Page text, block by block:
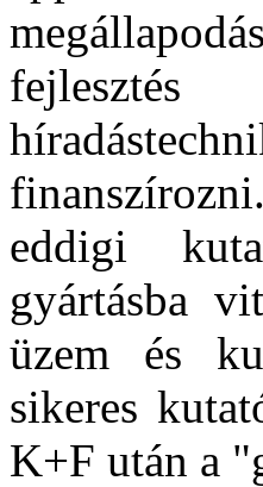
fejlesztés
eddigi
gyártásba
üzem és
sikeres
K+F után a